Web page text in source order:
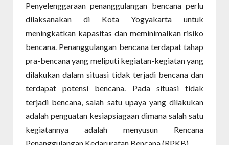
Penyelenggaraan penanggulangan bencana perlu
dilaksanakan di Kota Yogyakarta untuk
meningkatkan kapasitas dan meminimalkan risiko
bencana. Penanggulangan bencana terdapat tahap
pra-bencana yang meliputi kegiatan-kegiatan yang
dilakukan dalam situasi tidak terjadi bencana dan
terdapat potensi bencana. Pada situasi tidak
terjadi bencana, salah satu upaya yang dilakukan
adalah penguatan kesiapsiagaan dimana salah satu
kegiatannya adalah menyusun Rencana